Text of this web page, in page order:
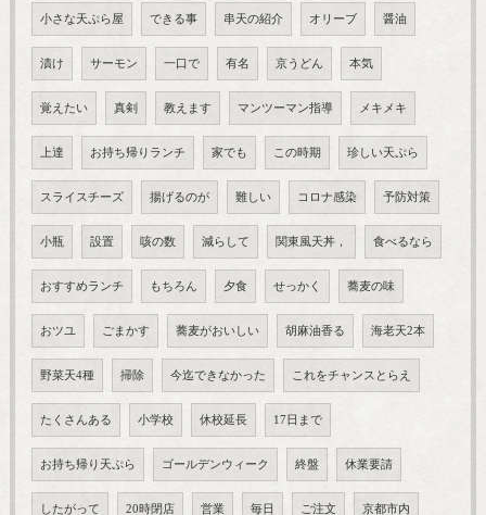
小さな天ぷら屋 できる事 串天の紹介 オリーブ 醤油
漬け サーモン 一口で 有名 京うどん 本気
覚えたい 真剣 教えます マンツーマン指導 メキメキ
上達 お持ち帰りランチ 家でも この時期 珍しい天ぷら
スライスチーズ 揚げるのが 難しい コロナ感染 予防対策
小瓶 設置 咳の数 減らして 関東風天丼， 食べるなら
おすすめランチ もちろん 夕食 せっかく 蕎麦の味
おツユ ごまかす 蕎麦がおいしい 胡麻油香る 海老天2本
野菜天4種 掃除 今迄できなかった これをチャンスとらえ
たくさんある 小学校 休校延長 17日まで
お持ち帰り天ぷら ゴールデンウィーク 終盤 休業要請
したがって 20時閉店 営業 毎日 ご注文 京都市内